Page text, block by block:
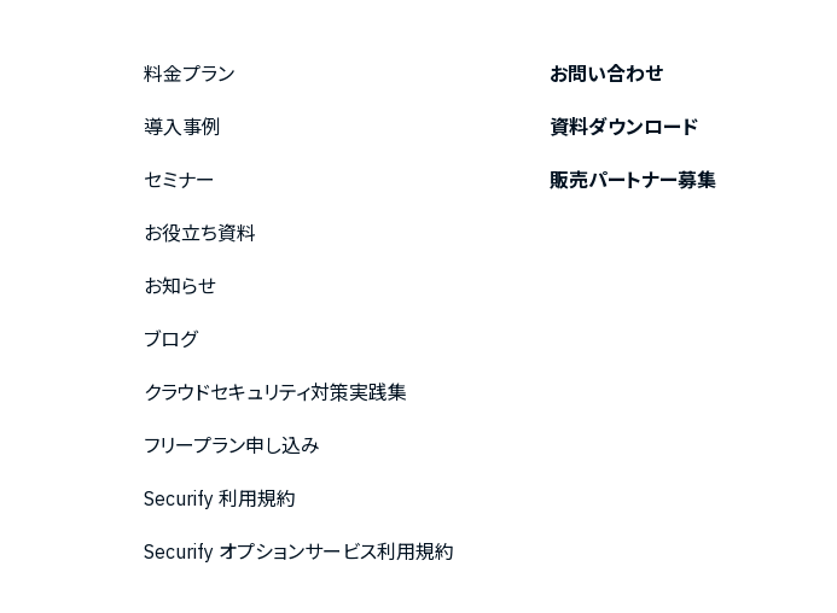
料金プラン
導入事例
セミナー
お役立ち資料
お知らせ
ブログ
クラウドセキュリティ対策実践集
フリープラン申し込み
Securify 利用規約
Securify オプションサービス利用規約
お問い合わせ
資料ダウンロード
販売パートナー募集